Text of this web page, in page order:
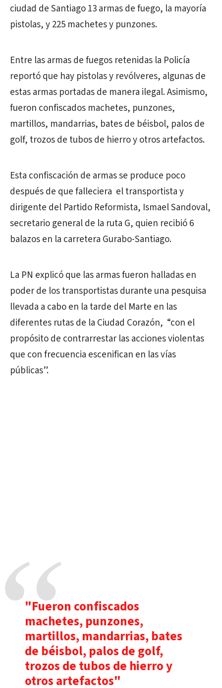
ciudad de Santiago 13 armas de fuego, la mayoría
pistolas, y 225 machetes y punzones.
Entre las armas de fuegos retenidas la Policía
reportó que hay pistolas y revólveres, algunas de
estas armas portadas de manera ilegal. Asimismo,
fueron confiscados machetes, punzones,
martillos, mandarrias, bates de béisbol, palos de
golf, trozos de tubos de hierro y otros artefactos.
Esta confiscación de armas se produce poco
después de que falleciera el transportista y
dirigente del Partido Reformista, Ismael Sandoval,
secretario general de la ruta G, quien recibió 6
balazos en la carretera Gurabo-Santiago.
La PN explicó que las armas fueron halladas en
poder de los transportistas durante una pesquisa
llevada a cabo en la tarde del Marte en las
diferentes rutas de la Ciudad Corazón, “con el
propósito de contrarrestar las acciones violentas
que con frecuencia escenifican en las vías
públicas”.
"Fueron confiscados
machetes, punzones,
martillos, mandarrias, bates
de béisbol, palos de golf,
trozos de tubos de hierro y
otros artefactos"